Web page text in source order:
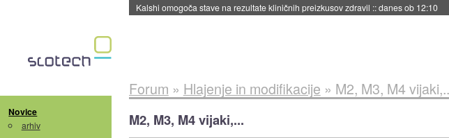
Kalshi omogoča stave na rezultate kliničnih preizkusov zdravil ::danes ob 12:10
Novice
arhiv
Forum » Hlajenje in modifikacije » M2, M3, M4
M2, M3, M4 vijaki,...